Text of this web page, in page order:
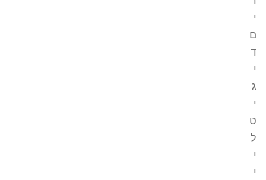
י
ם
ד
י
ג
י
ט
ל
י
י